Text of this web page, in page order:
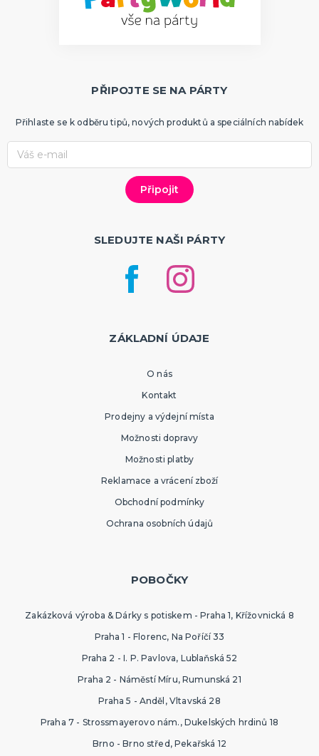
PŘIPOJTE SE NA PÁRTY
Přihlaste se k odběru tipů, nových produktů a speciálních nabídek
SLEDUJTE NAŠI PÁRTY
ZÁKLADNÍ ÚDAJE
O nás
Kontakt
Prodejny a výdejní místa
Možnosti dopravy
Možnosti platby
Reklamace a vrácení zboží
Obchodní podmínky
Ochrana osobních údajů
POBOČKY
Zakázková výroba & Dárky s potiskem - Praha 1, Křížovnická 8
Praha 1 - Florenc, Na Poříčí 33
Praha 2 - I. P. Pavlova, Lublaňská 52
Praha 2 - Náměstí Míru, Rumunská 21
Praha 5 - Anděl, Vltavská 28
Praha 7 - Strossmayerovo nám., Dukelských hrdinů 18
Brno - Brno střed, Pekařská 12